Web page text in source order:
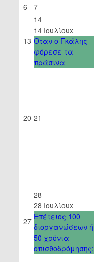
6
7
13
14
14 Ιουλίουx
Όταν ο Γκάλης
φόρεσε τα
πράσινα
20 21
27
28
28 Ιουλίουx
Επέτειος 100
διοργανώσεων ή
50 χρόνια
οπισθοδρόμησης;